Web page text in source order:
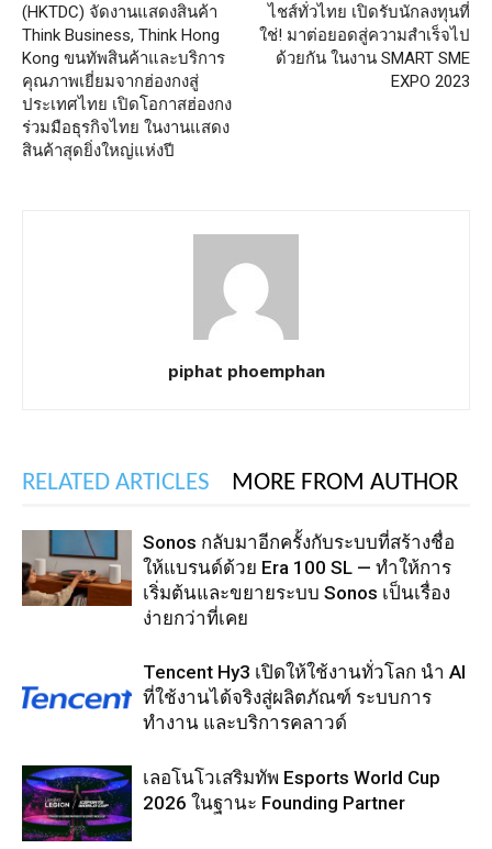
(HKTDC) จัดงานแสดงสินค้า
Think Business, Think Hong
Kong ขนทัพสินค้าและบริการ
คุณภาพเยี่ยมจากฮ่องกงสู่
ประเทศไทย เปิดโอกาสฮ่องกง
ร่วมมือธุรกิจไทย ในงานแสดง
สินค้าสุดยิ่งใหญ่แห่งปี
ไชส์ทั่วไทย เปิดรับนักลงทุนที่
ใช่! มาต่อยอดสู่ความสำเร็จไป
ด้วยกัน ในงาน SMART SME
EXPO 2023
piphat phoemphan
RELATED ARTICLES MORE FROM AUTHOR
Sonos กลับมาอีกครั้งกับระบบที่สร้างชื่อ
ให้แบรนด์ด้วย Era 100 SL — ทำให้การ
เริ่มต้นและขยายระบบ Sonos เป็นเรื่อง
ง่ายกว่าที่เคย
Tencent Hy3 เปิดให้ใช้งานทั่วโลก นำ AI
ที่ใช้งานได้จริงสู่ผลิตภัณฑ์ ระบบการ
ทำงาน และบริการคลาวด์
เลอโนโวเสริมทัพ Esports World Cup
2026 ในฐานะ Founding Partner